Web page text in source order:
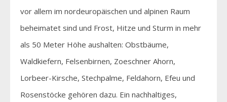
vor allem im nordeuropäischen und alpinen Raum
beheimatet sind und Frost, Hitze und Sturm in mehr
als 50 Meter Höhe aushalten: Obstbäume,
Waldkiefern, Felsenbirnen, Zoeschner Ahorn,
Lorbeer-Kirsche, Stechpalme, Feldahorn, Efeu und
Rosenstöcke gehören dazu. Ein nachhaltiges,